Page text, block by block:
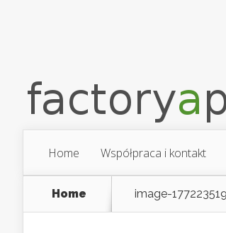
Home Współpraca i kontakt
Home image-